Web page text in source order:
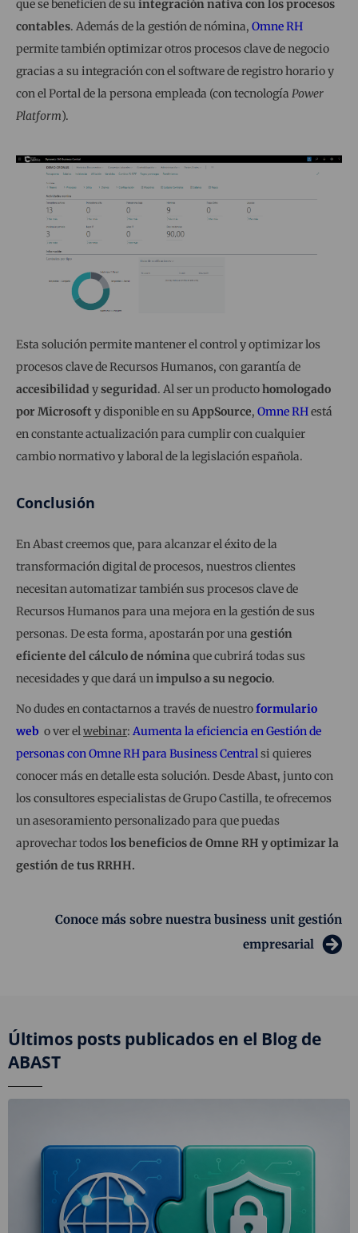
que se beneficien de su integración nativa con los procesos
contables. Además de la gestión de nómina, Omne RH
permite también optimizar otros procesos clave de negocio
gracias a su integración con el software de registro horario y
con el Portal de la persona empleada (con tecnología Power
Platform).
Esta solución permite mantener el control y optimizar los
procesos clave de Recursos Humanos, con garantía de
accesibilidadyseguridad. Al ser un productohomologado
por Microsoft y disponible en su AppSource, Omne RHestá
en constante actualización para cumplir con cualquier
cambio normativo y laboral de la legislación española.
Conclusión
En Abast creemos que, para alcanzar el éxito de la
transformación digital de procesos, nuestros clientes
necesitan automatizar también sus procesos clave de
Recursos Humanos para una mejora en la gestión de sus
personas. De esta forma, apostarán por una gestión
eficiente del cálculo de nóminaque cubrirá todas sus
necesidades y que dará unimpulso a su negocio.
No dudes en contactarnos a través de nuestroformulario
web o ver elwebinar: Aumenta la eficiencia en Gestión de
personas con Omne RH para Business Centralsi quieres
conocer más en detalle esta solución. Desde Abast, junto con
los consultores especialistas de Grupo Castilla, te ofrecemos
un asesoramiento personalizado para que puedas
aprovechar todos los beneficios de Omne RH y optimizar la
gestión de tus RRHH.
Conoce más sobre nuestra business unit gestión
empresarial
Últimos posts publicados en el Blog de
ABAST